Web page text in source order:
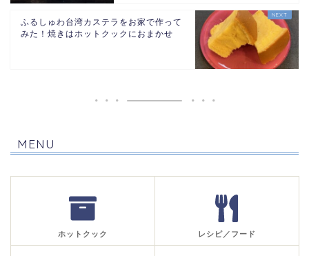
ふるしゅわ台湾カステラをお家で作って
みた！焼きはホットクックにおまかせ
MENU
ホットクック レシピ／フード